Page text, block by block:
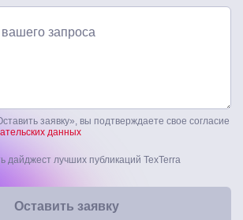
запроса
заявку», вы подтверждаете свое согласие
данных
дайджест лучших публикаций TexTerra
Оставить заявку